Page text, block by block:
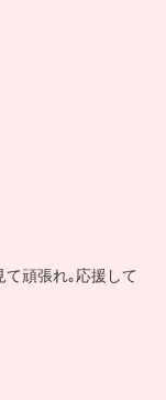
て頑張れ｡応援して